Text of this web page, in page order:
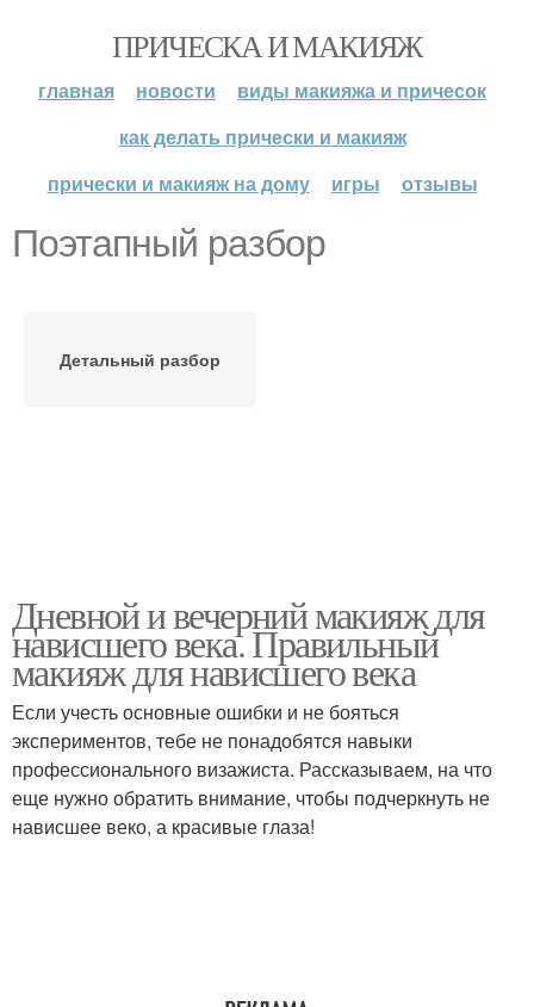
ПРИЧЕСКА И МАКИЯЖ
главная новости
виды макияжа и причесок
как делать прически и макияж
прически и макияж на дому
игры отзывы
Поэтапный разбор
Детальный разбор
Дневной и вечерний макияж для
нависшего века. Правильный
макияж для нависшего века
Если учесть основные ошибки и не бояться
экспериментов, тебе не понадобятся навыки
профессионального визажиста. Рассказываем, на что
еще нужно обратить внимание, чтобы подчеркнуть не
нависшее веко, а красивые глаза!